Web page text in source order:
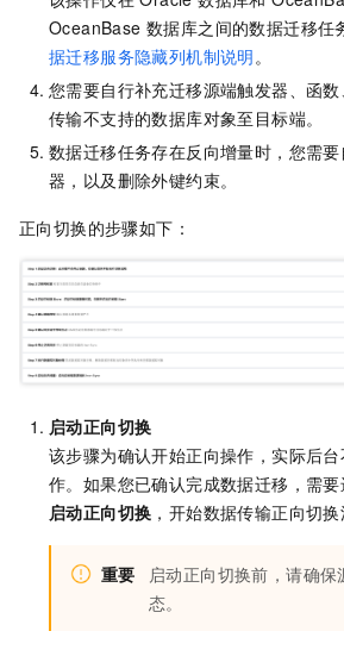
OceanBase 数据库之间的数据迁移
据迁移服务隐藏列机制说明 。
您需要自行补充迁移源端触发器、函
传输不支持的数据库对象至目标端。
数据迁移任务存在反向增量时，您需
器，以及删除外键约束。
正向切换的步骤如下：
启动正向切换
该步骤为确认开始正向操作，实际后
作。如果您已确认完成数据迁移，需
启动正向切换 ，开始数据传输正向切换
重要
启动正向切换前，请确
态。